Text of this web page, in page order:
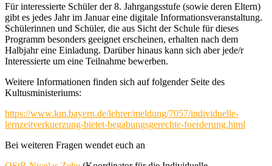
Für interessierte Schüler der 8. Jahrgangsstufe (sowie deren Eltern)
gibt es jedes Jahr im Januar eine digitale Informationsveranstaltung.
Schülerinnen und Schüler, die aus Sicht der Schule für dieses
Programm besonders geeignet erscheinen, erhalten nach dem
Halbjahr eine Einladung. Darüber hinaus kann sich aber jede/r
Interessierte um eine Teilnahme bewerben.
Weitere Informationen finden sich auf folgender Seite des
Kultusministeriums:
https://www.km.bayern.de/lehrer/meldung/7057/individuelle-
lernzeitverkuerzung-bietet-begabungsgerechte-foerderung.html
Bei weiteren Fragen wendet euch an